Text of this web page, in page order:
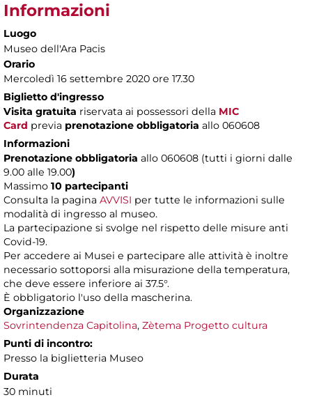
Informazioni
Luogo
Museo dell'Ara Pacis
Orario
Mercoledì 16 settembre 2020 ore 17.30
Biglietto d'ingresso
Visita gratuita riservata ai possessori della MIC
Card previa prenotazione obbligatoria allo 060608
Informazioni
Prenotazione obbligatoria allo 060608 (tutti i giorni dalle
9.00 alle 19.00)
Massimo 10 partecipanti
Consulta la pagina AVVISI per tutte le informazioni sulle
modalità di ingresso al museo.
La partecipazione si svolge nel rispetto delle misure anti
Covid-19.
Per accedere ai Musei e partecipare alle attività è inoltre
necessario sottoporsi alla misurazione della temperatura,
che deve essere inferiore ai 37.5°.
È obbligatorio l'uso della mascherina.
Organizzazione
Sovrintendenza Capitolina, Zètema Progetto cultura
Punti di incontro:
Presso la biglietteria Museo
Durata
30 minuti